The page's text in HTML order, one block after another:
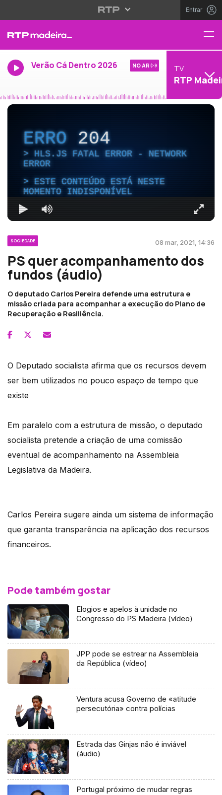
Entrar
Verão Cá Dentro 2026 NO AR TV
RTP
ERRO204
HLS.JS FATAL ERROR - NETWORK
ERROR
ESTE CONTEÚDO ESTÁ NESTE
MOMENTO INDISPONÍVEL
SOCIEDADE 08 mar, 2021, 14:36
PS quer acompanhamento dos
fundos (áudio)
O deputado Carlos Pereira defende uma estrutura e
missão criada para acompanhar a execução do Plano de
Recuperação e Resiliência.
O Deputado socialista afirma que os recursos devem
ser bem utilizados no pouco espaço de tempo que
existe
Em paralelo com a estrutura de missão, o deputado
socialista pretende a criação de uma comissão
eventual de acompanhamento na Assembleia
Legislativa da Madeira.
Carlos Pereira sugere ainda um sistema de informação
que garanta transparência na aplicação dos recursos
financeiros.
Pode também gostar
Elogios e apelos à unidade no
Congresso do PS Madeira (vídeo)
JPP pode se estrear na Assembleia
da República (vídeo)
Ventura acusa Governo de «atitude
persecutória» contra polícias
Estrada das Ginjas não é inviável
(áudio)
Portugal próximo de mudar regras